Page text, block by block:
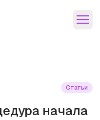
Статьи
начала